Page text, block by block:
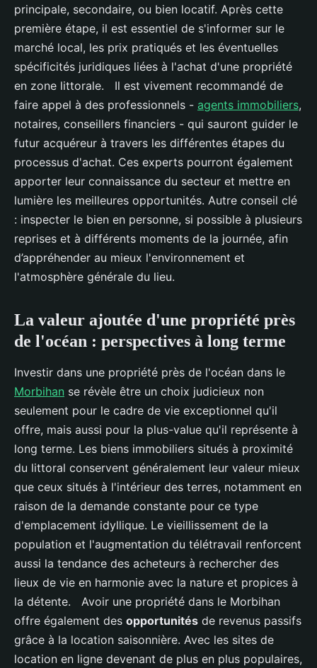
principale, secondaire, ou bien locatif. Après cette
première étape, il est essentiel de s'informer sur le
marché local, les prix pratiqués et les éventuelles
spécificités juridiques liées à l'achat d'une propriété
en zone littorale. Il est vivement recommandé de
faire appel à des professionnels - agents immobiliers,
notaires, conseillers financiers - qui sauront guider le
futur acquéreur à travers les différentes étapes du
processus d'achat. Ces experts pourront également
apporter leur connaissance du secteur et mettre en
lumière les meilleures opportunités. Autre conseil clé
: inspecter le bien en personne, si possible à plusieurs
reprises et à différents moments de la journée, afin
d’appréhender au mieux l'environnement et
l'atmosphère générale du lieu.
La valeur ajoutée d'une propriété près
de l'océan : perspectives à long terme
Investir dans une propriété près de l'océan dans le
Morbihan se révèle être un choix judicieux non
seulement pour le cadre de vie exceptionnel qu'il
offre, mais aussi pour la plus-value qu'il représente à
long terme. Les biens immobiliers situés à proximité
du littoral conservent généralement leur valeur mieux
que ceux situés à l'intérieur des terres, notamment en
raison de la demande constante pour ce type
d'emplacement idyllique. Le vieillissement de la
population et l'augmentation du télétravail renforcent
aussi la tendance des acheteurs à rechercher des
lieux de vie en harmonie avec la nature et propices à
la détente. Avoir une propriété dans le Morbihan
offre également des opportunités de revenus passifs
grâce à la location saisonnière. Avec les sites de
location en ligne devenant de plus en plus populaires,